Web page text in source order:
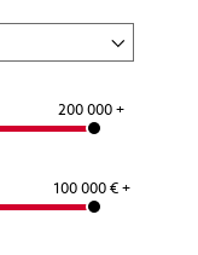
200 000 +
100 000 € +